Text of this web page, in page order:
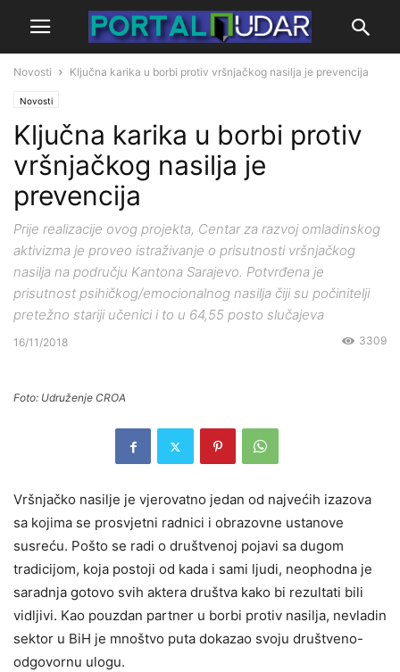
Novosti Ključna karika u borbi protiv vršnjačkog nasilja je prevencija
Novosti
Ključna karika u borbi protiv
vršnjačkog nasilja je
prevencija
Prije realizacije ovog projekta, Centar za razvoj omladinskog
aktivizma je proveo istraživanje o prisutnosti vršnjačkog
nasilja na području Kantona Sarajevo. Potvrđena je
prisutnost psihičkog/emocionalnog nasilja čiji su počinitelji
pretežno stariji učenici i to u 64,55 posto slučajeva
16/11/2018 3309
Foto: Udruženje CROA
Vršnjačko nasilje je vjerovatno jedan od najvećih izazova
sa kojima se prosvjetni radnici i obrazovne ustanove
susreću. Pošto se radi o društvenoj pojavi sa dugom
tradicijom, koja postoji od kada i sami ljudi, neophodna je
saradnja gotovo svih aktera društva kako bi rezultati bili
vidljivi. Kao pouzdan partner u borbi protiv nasilja, nevladin
sektor u BiH je mnoštvo puta dokazao svoju društveno-
odgovornu ulogu.